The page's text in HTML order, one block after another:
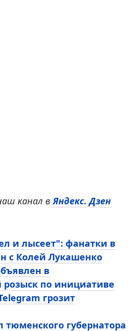
канал вЯндекс. Дзен
и лысеет": фанатки в
с Колей Лукашенко
в
по инициативе
грозит
тюменского губернатора